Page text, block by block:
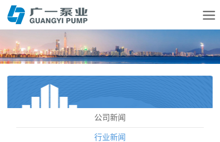
公司新闻
行业新闻